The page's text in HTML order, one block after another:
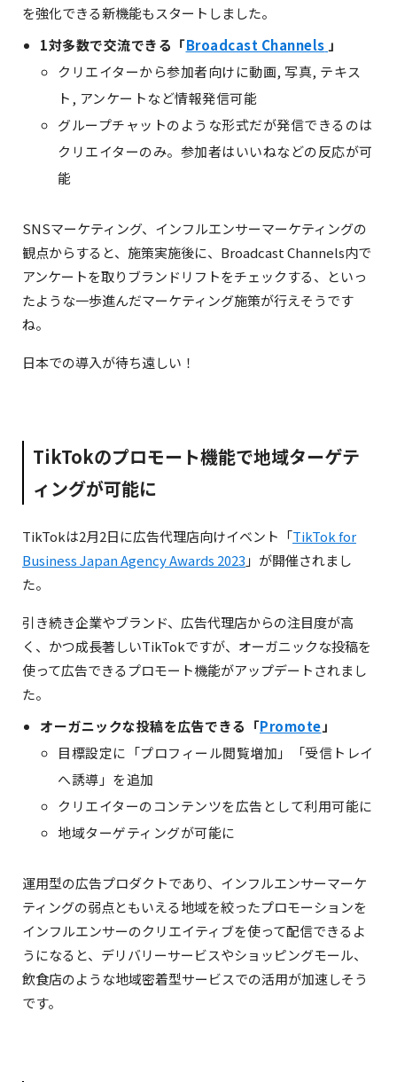
を強化できる新機能もスタートしました。
1対多数で交流できる「Broadcast Channels」
クリエイターから参加者向けに動画, 写真, テキス
ト, アンケートなど情報発信可能
グループチャットのような形式だが発信できるのは
クリエイターのみ。参加者はいいねなどの反応が可
能
SNSマーケティング、インフルエンサーマーケティングの
観点からすると、施策実施後に、Broadcast Channels内で
アンケートを取りブランドリフトをチェックする、といっ
たような一歩進んだマーケティング施策が行えそうです
ね。
日本での導入が待ち遠しい！
TikTokのプロモート機能で地域ターゲテ
ィングが可能に
TikTokは2月2日に広告代理店向けイベント「TikTok for
Business Japan Agency Awards 2023 」が開催されまし
た。
引き続き企業やブランド、広告代理店からの注目度が高
く、かつ成長著しいTikTokですが、オーガニックな投稿を
使って広告できるプロモート機能がアップデートされまし
た。
オーガニックな投稿を広告できる「Promote 」
目標設定に「プロフィール閲覧増加」「受信トレイ
へ誘導」を追加
クリエイターのコンテンツを広告として利用可能に
地域ターゲティングが可能に
運用型の広告プロダクトであり、インフルエンサーマーケ
ティングの弱点ともいえる地域を絞ったプロモーションを
インフルエンサーのクリエイティブを使って配信できるよ
うになると、デリバリーサービスやショッピングモール、
飲食店のような地域密着型サービスでの活用が加速しそう
です。